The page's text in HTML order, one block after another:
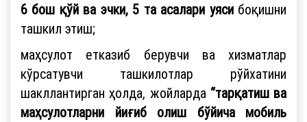
6 бош қўй ва эчки, 5 та асалари уясибоқишни
ташкил этиш;
маҳсулот етказиб берувчи ва хизматлар
кўрсатувчи ташкилотлар рўйхатини
шакллантирган ҳолда, жойларда “тарқатиш ва
маҳсулотларни йиғиб олиш бўйича мобиль